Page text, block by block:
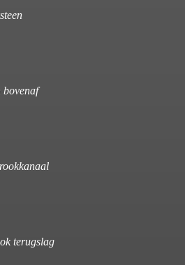
bovenaf
terugslag